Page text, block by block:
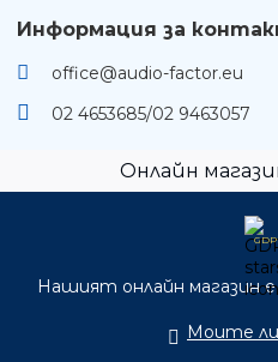
Информация за
office@audio-factor.eu
02 4653685/02 9463057
Онлайн
Нашият онлайн магазин е
Моите